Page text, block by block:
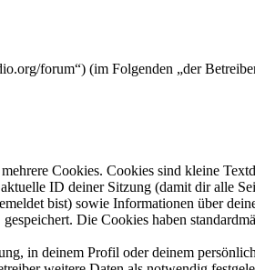
forum“) (im Folgenden „der
Cookies. Cookies sind kleine
ID deiner Sitzung (damit dir alle
bist) sowie Informationen über
Die Cookies haben
in deinem Profil oder deinem